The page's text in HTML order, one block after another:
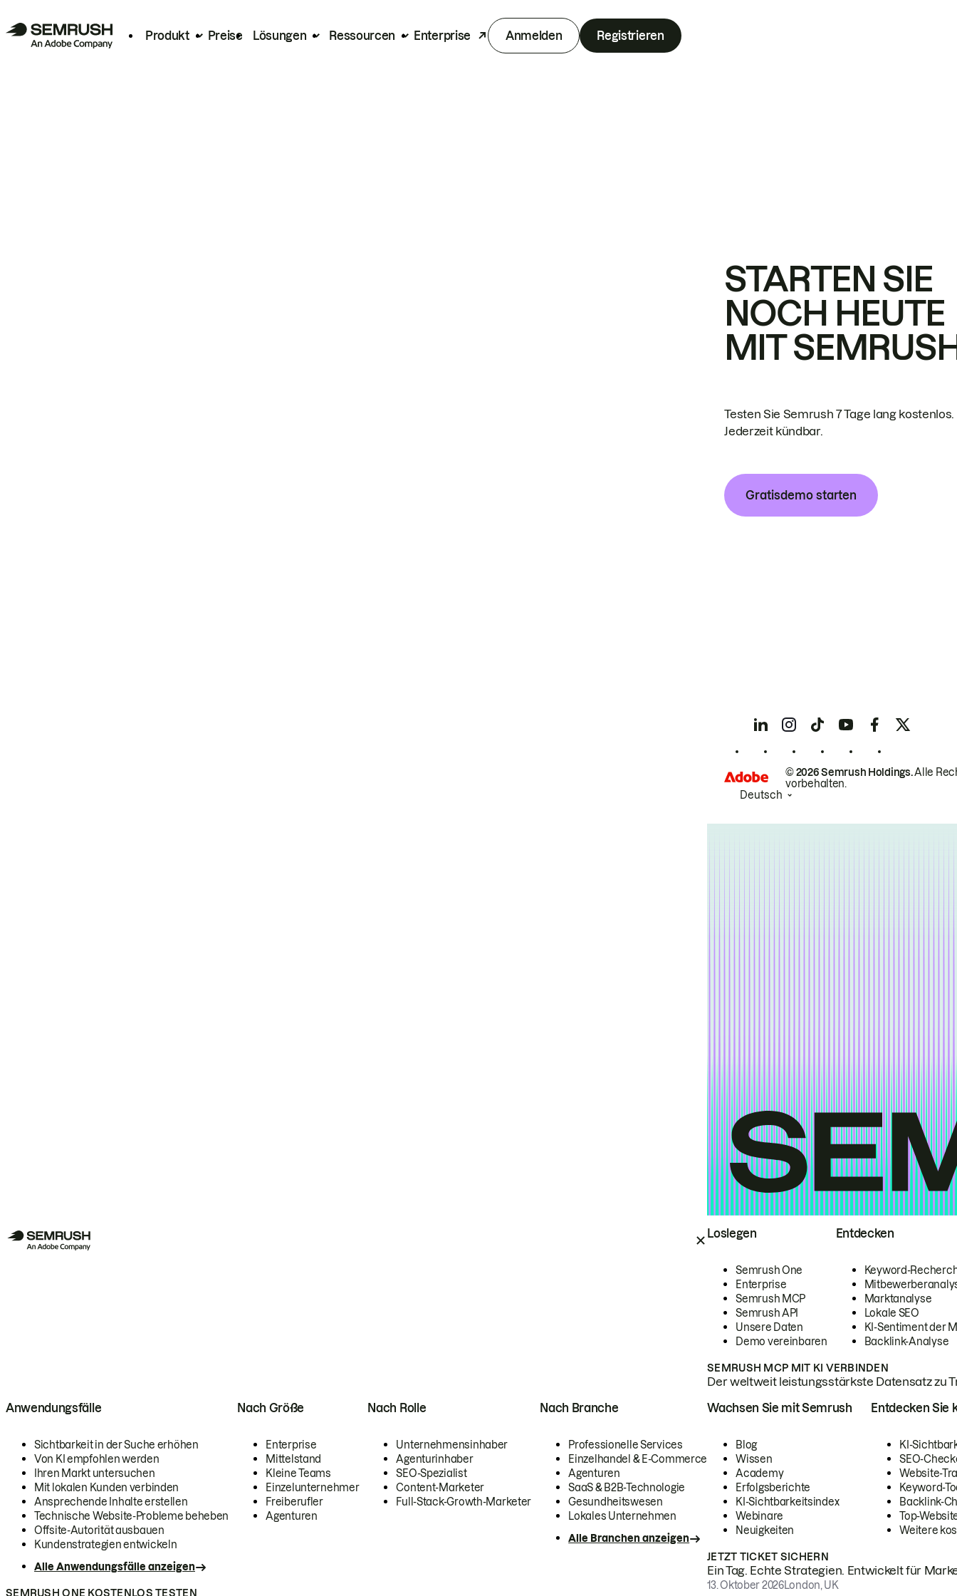
Produkt Preise Lösungen Ressourcen Enterprise Anmelden Registrieren
Loslegen
Semrush One
Enterprise
Semrush MCP
Semrush API
Unsere Daten
Demo vereinbaren
Entdecken
Keyword-
Marktanalyse
Lokale SEO
KI-Sentiment der
Backlink-Analyse
SEMRUSH MCP MIT KI VERBINDEN
Der weltweit leistungsstärkste Datensatz zu
Anwendungsfälle
Sichtbarkeit in der Suche erhöhen
Von KI empfohlen werden
Ihren Markt untersuchen
Mit lokalen Kunden verbinden
Ansprechende Inhalte erstellen
Technische Website-Probleme beheben
Offsite-Autorität ausbauen
Kundenstrategien entwickeln
Alle Anwendungsfälle anzeigen
Nach Größe
Enterprise
Mittelstand
Kleine Teams
Einzelunternehmer
Freiberufler
Agenturen
Nach Rolle
Unternehmensinhaber
Agenturinhaber
SEO-Spezialist
Content-Marketer
Full-Stack-Growth-Marketer
Nach Branche
Professionelle Services
Einzelhandel & E-Commerce
Agenturen
SaaS & B2B-Technologie
Gesundheitswesen
Lokales Unternehmen
Alle Branchen anzeigen
SEMRUSH ONE KOSTENLOS TESTEN
Wachsen Sie mit Semrush
Blog
Wissen
Academy
Erfolgsberichte
KI-Sichtbarkeitsindex
Webinare
Neuigkeiten
Entdecken Sie
KI-
SEO-
Website-
Keyword-
Backlink-
Top-
Weitere
JETZT TICKET SICHERN
Ein Tag. Echte Strategien. Entwickelt für
13. Oktober 2026London, UK
STARTEN SIE
NOCH HEUTE
MIT
Testen Sie Semrush 7 Tage lang kostenlos.
Jederzeit kündbar.
Gratisdemo starten
© 2026 Semrush Holdings.Alle
vorbehalten.
Deutsch